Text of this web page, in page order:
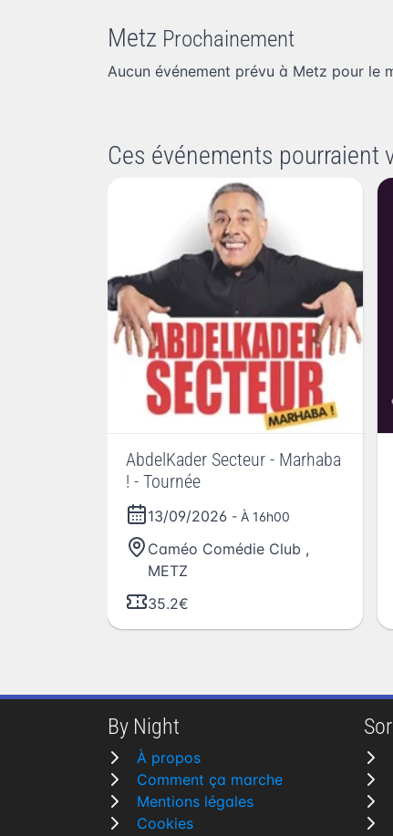
Metz Prochainement
Aucun événement prévu à Metz pour le
Ces événements pourraient
AbdelKader Secteur - Marhaba
! - Tournée
13/09/2026 - À 16h00
Caméo Comédie Club ,
METZ
35.2€
By Night
À propos
Comment ça marche
Mentions légales
Cookies